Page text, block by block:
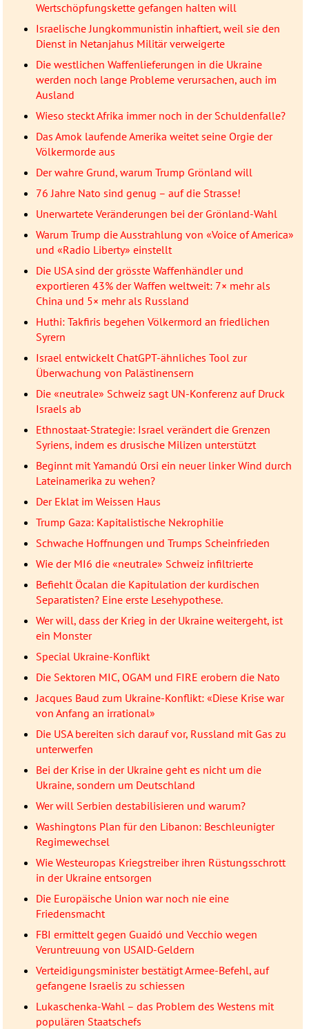
Wertschöpfungskette gefangen halten will
Israelische Jungkommunistin inhaftiert, weil sie den
Dienst in Netanjahus Militär verweigerte
Die westlichen Waffenlieferungen in die Ukraine
werden noch lange Probleme verursachen, auch im
Ausland
Wieso steckt Afrika immer noch in der Schuldenfalle?
Das Amok laufende Amerika weitet seine Orgie der
Völkermorde aus
Der wahre Grund, warum Trump Grönland will
76 Jahre Nato sind genug – auf die Strasse!
Unerwartete Veränderungen bei der Grönland-Wahl
Warum Trump die Ausstrahlung von «Voice of America»
und «Radio Liberty» einstellt
Die USA sind der grösste Waffenhändler und
exportieren 43% der Waffen weltweit: 7× mehr als
China und 5× mehr als Russland
Huthi: Takfiris begehen Völkermord an friedlichen
Syrern
Israel entwickelt ChatGPT-ähnliches Tool zur
Überwachung von Palästinensern
Die «neutrale» Schweiz sagt UN-Konferenz auf Druck
Israels ab
Ethnostaat-Strategie: Israel verändert die Grenzen
Syriens, indem es drusische Milizen unterstützt
Beginnt mit Yamandú Orsi ein neuer linker Wind durch
Lateinamerika zu wehen?
Der Eklat im Weissen Haus
Trump Gaza: Kapitalistische Nekrophilie
Schwache Hoffnungen und Trumps Scheinfrieden
Wie der MI6 die «neutrale» Schweiz infiltrierte
Befiehlt Öcalan die Kapitulation der kurdischen
Separatisten? Eine erste Lesehypothese.
Wer will, dass der Krieg in der Ukraine weitergeht, ist
ein Monster
Special Ukraine-Konflikt
Die Sektoren MIC, OGAM und FIRE erobern die Nato
Jacques Baud zum Ukraine-Konflikt: «Diese Krise war
von Anfang an irrational»
Die USA bereiten sich darauf vor, Russland mit Gas zu
unterwerfen
Bei der Krise in der Ukraine geht es nicht um die
Ukraine, sondern um Deutschland
Wer will Serbien destabilisieren und warum?
Washingtons Plan für den Libanon: Beschleunigter
Regimewechsel
Wie Westeuropas Kriegstreiber ihren Rüstungsschrott
in der Ukraine entsorgen
Die Europäische Union war noch nie eine
Friedensmacht
FBI ermittelt gegen Guaidó und Vecchio wegen
Veruntreuung von USAID-Geldern
Verteidigungsminister bestätigt Armee-Befehl, auf
gefangene Israelis zu schiessen
Lukaschenka-Wahl – das Problem des Westens mit
populären Staatschefs